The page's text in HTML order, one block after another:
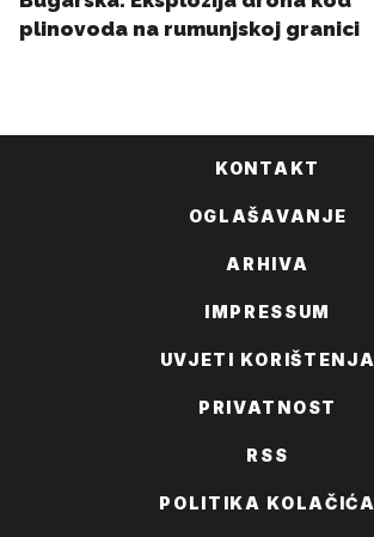
KONTAKT
OGLAŠAVANJE
ARHIVA
IMPRESSUM
UVJETI KORIŠTENJA
PRIVATNOST
RSS
POLITIKA KOLAČIĆA